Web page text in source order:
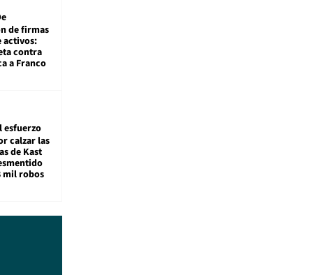
de firmas
activos:
contra
a Franco
esfuerzo
calzar las
de Kast
mil robos